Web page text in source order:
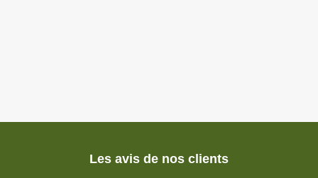
Les avis de nos clients